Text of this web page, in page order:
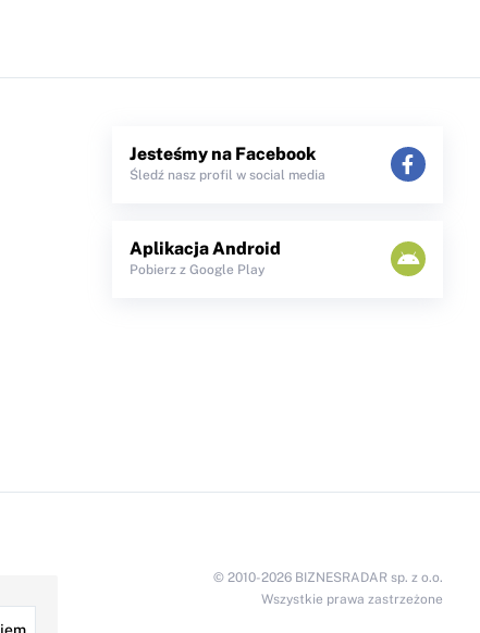
Jesteśmy na Facebook
Śledź nasz profil w social media
Aplikacja Android
Pobierz z Google Play
© 2010-2026 BIZNESRADAR sp. z o.o.
Wszystkie prawa zastrzeżone